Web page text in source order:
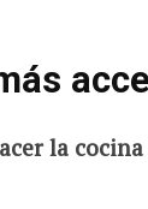
la